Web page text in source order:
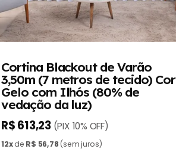
Cortina Blackout de Varão
3,50m (7 metros de tecido) Cor
Gelo com Ilhós (80% de
vedação da luz)
R$ 613,23 (PIX 10% OFF)
12xde R$ 56,78 (sem juros)